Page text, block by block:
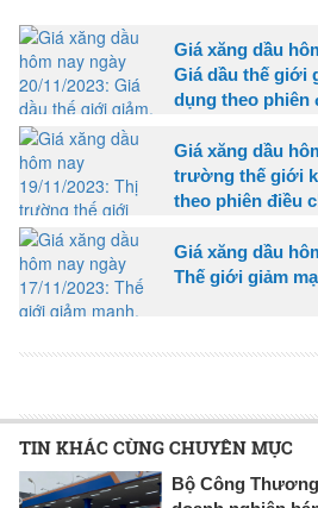
Giá xăng dầu
Giá dầu thế giới
dụng theo phiên
Giá xăng dầu
trường thế giới
theo phiên điều
Giá xăng dầu
Thế giới giảm
TIN KHÁC CÙNG CHUYÊN MỤC
Bộ Công